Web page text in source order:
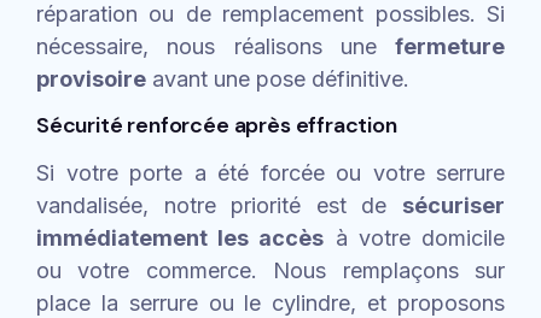
réparation ou de remplacement possibles. Si
nécessaire, nous réalisons une fermeture
provisoire avant une pose définitive.
Sécurité renforcée après effraction
Si votre porte a été forcée ou votre serrure
vandalisée, notre priorité est de sécuriser
immédiatement les accès à votre domicile
ou votre commerce. Nous remplaçons sur
place la serrure ou le cylindre, et proposons